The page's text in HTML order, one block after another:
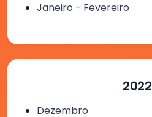
Janeiro - Fevereiro
2022
Dezembro